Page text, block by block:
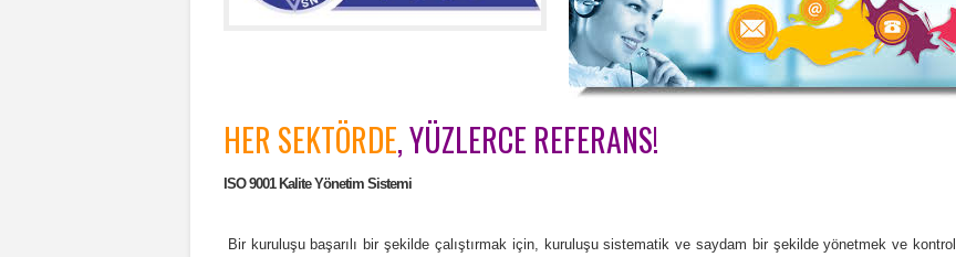
HER SEKTÖRDE, YÜZLERCE REFERANS!
ISO 9001 Kalite Yönetim Sistemi
Bir kuruluşu başarılı bir şekilde çalıştırmak için, kuruluşu sistematik ve saydam bir şekilde yönetmek ve